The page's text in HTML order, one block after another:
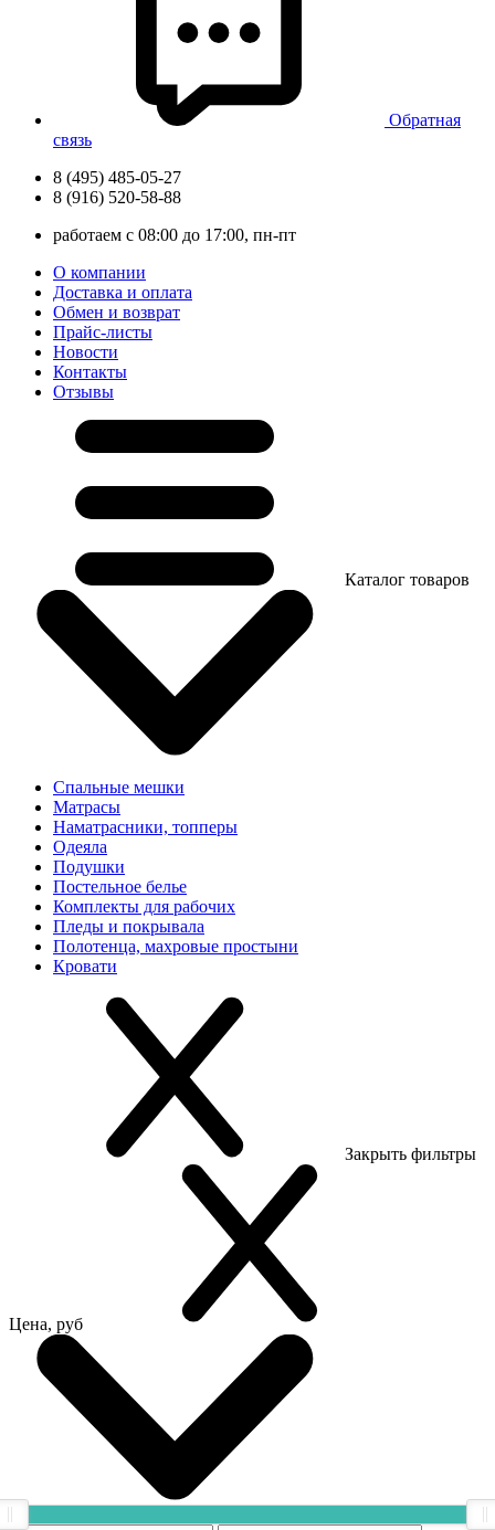
Обратная
связь
8 (495) 485-05-27
8 (916) 520-58-88
работаем с 08:00 до 17:00, пн-пт
О компании
Доставка и оплата
Обмен и возврат
Прайс-листы
Новости
Контакты
Отзывы
Каталог товаров
Спальные мешки
Матрасы
Наматрасники, топперы
Одеяла
Подушки
Постельное белье
Комплекты для рабочих
Пледы и покрывала
Полотенца, махровые простыни
Кровати
Закрыть фильтры
Цена, руб